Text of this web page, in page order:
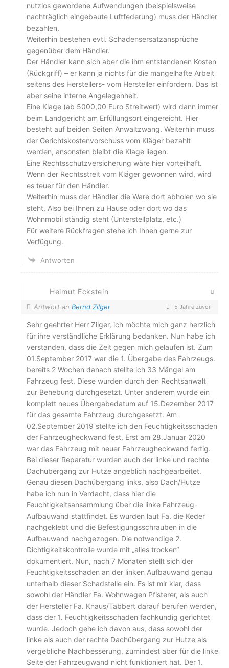
nutzlos gewordene Aufwendungen (beispielsweise
nachträglich eingebaute Luftfederung) muss der Händler
bezahlen.
Weiterhin bestehen evtl. Schadensersatzansprüche
gegenüber dem Händler.
Der Händler kann sich aber die ihm entstandenen Kosten
(Rückgriff) – er kann ja nichts für die mangelhafte Arbeit
seitens des Herstellers- vom Hersteller einfordern. Das ist
aber seine interne Angelegenheit.
Eine Klage (ab 5000,00 Euro Streitwert) wird dann immer
beim Landgericht am Erfüllungsort eingereicht. Hier
besteht auf beiden Seiten Anwaltzwang. Weiterhin muss
der Gerichtskostenvorschuss vom Kläger bezahlt
werden, ansonsten bleibt die Klage liegen.
Eine Rechtsschutzversicherung wäre hier vorteilhaft.
Wenn der Rechtsstreit vom Kläger gewonnen wird, wird
es teuer für den Händler.
Weiterhin muss der Händler die Ware dort abholen wo sie
steht. Also bei Ihnen zu Hause oder dort wo das
Wohnmobil ständig steht (Unterstellplatz, etc.)
Für weitere Rückfragen stehe ich Ihnen gerne zur
Verfügung.
Antworten
Helmut Eckstein
Antwort an Bernd Zilger 5 Jahre zuvor
Sehr geehrter Herr Zilger, ich möchte mich ganz herzlich
für ihre verständliche Erklärung bedanken. Nun habe ich
verstanden, dass die Zeit gegen mich gelaufen ist. Zum
01.September 2017 war die 1. Übergabe des Fahrzeugs.
bereits 2 Wochen danach stellte ich 33 Mängel am
Fahrzeug fest. Diese wurden durch den Rechtsanwalt
zur Behebung durchgesetzt. Unter anderem wurde ein
komplett neues Übergabedatum auf 15.Dezember 2017
für das gesamte Fahrzeug durchgesetzt. Am
02.September 2019 stellte ich den Feuchtigkeitsschaden
der Fahrzeugheckwand fest. Erst am 28.Januar 2020
war das Fahrzeug mit neuer Fahrzeugheckwand fertig.
Bei dieser Reparatur wurden auch der linke und rechte
Dachübergang zur Hutze angeblich nachgearbeitet.
Genau diesen Dachübergang links, also Dach/Hutze
habe ich nun in Verdacht, dass hier die
Feuchtigkeitsansammlung über die linke Fahrzeug-
Aufbauwand stattfindet. Es wurden laut Fa. die Keder
nachgeklebt und die Befestigungsschrauben in die
Aufbauwand nachgezogen. Die notwendige 2.
Dichtigkeitskontrolle wurde mit „alles trocken“
dokumentiert. Nun, nach 7 Monaten stellt sich der
Feuchtigkeitsschaden an der linken Aufbauwand genau
unterhalb dieser Schadstelle ein. Es ist mir klar, dass
sowohl der Händler Fa. Wohnwagen Pfisterer, als auch
der Hersteller Fa. Knaus/Tabbert darauf berufen werden,
dass der 1. Feuchtigkeitsschaden fachkundig gerichtet
wurde. Jedoch gehe ich davon aus, dass sowohl der
linke als auch der rechte Dachübergang zur Hutze als
vergebliche Nachbesserung, zumindest aber für die linke
Seite der Fahrzeugwand nicht funktioniert hat. Der 1.